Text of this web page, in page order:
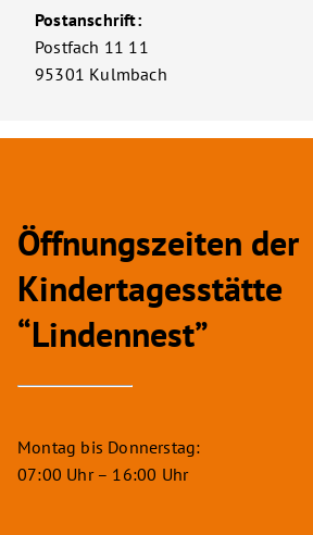
Postanschrift:
Postfach 11 11
95301 Kulmbach
Öffnungszeiten der
Kindertagesstätte
“Lindennest”
Montag bis Donnerstag:
07:00 Uhr – 16:00 Uhr